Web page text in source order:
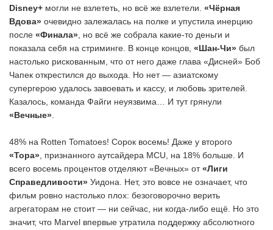
Disney+ могли не взлететь, но всё же взлетели. «Чёрная
Вдова» очевидно залежалась на полке и упустила инерцию
после «Финала» , но всё же собрала какие-то деньги и
показала себя на стриминге. В конце концов, «Шан-Чи» был
настолько рискованным, что от него даже глава «Дисней» Боб
Чапек открестился до выхода. Но нет — азиатскому
супергерою удалось завоевать и кассу, и любовь зрителей.
Казалось, команда Файги неуязвима… И тут грянули
«Вечные»
48% на Rotten Tomatoes! Сорок восемь! Даже у второго
«Тора» , признанного аутсайдера MCU, на 18% больше. И
всего восемь процентов отделяют «Вечных» от«Лиги
Справедливости» Уидона. Нет, это вовсе не означает, что
фильм ровно настолько плох: безоговорочно верить
агрегаторам не стоит — ни сейчас, ни когда-либо ещё. Но это
значит, что Marvel впервые утратила поддержку абсолютного